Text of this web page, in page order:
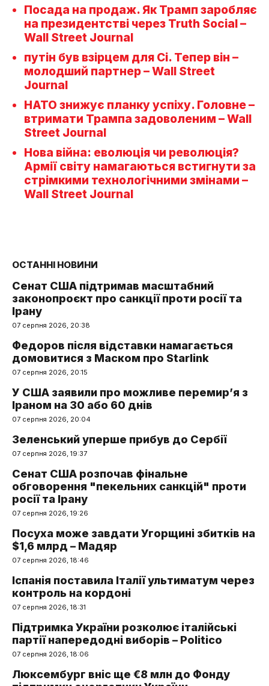
Посада на продаж. Як Трамп заробляє
на президентстві через Truth Social –
Wall Street Journal
путін був взірцем для Сі. Тепер він –
молодший партнер – Wall Street
Journal
НАТО знижує планку успіху. Головне –
втримати Трампа задоволеним – Wall
Street Journal
Нова війна: еволюція чи революція?
Армії світу намагаються встигнути за
стрімкими технологічними змінами –
Wall Street Journal
ОСТАННІ НОВИНИ
Сенат США підтримав масштабний
законопроєкт про санкції проти росії та
Ірану
07 серпня 2026, 20:38
Федоров після відставки намагається
домовитися з Маском про Starlink
07 серпня 2026, 20:15
У США заявили про можливе перемир’я з
Іраном на 30 або 60 днів
07 серпня 2026, 20:04
Зеленський уперше прибув до Сербії
07 серпня 2026, 19:37
Сенат США розпочав фінальне
обговорення "пекельних санкцій" проти
росії та Ірану
07 серпня 2026, 19:26
Посуха може завдати Угорщині збитків на
$1,6 млрд – Мадяр
07 серпня 2026, 18:46
Іспанія поставила Італії ультиматум через
контроль на кордоні
07 серпня 2026, 18:31
Підтримка України розколює італійські
партії напередодні виборів – Politico
07 серпня 2026, 18:06
Люксембург вніс ще €8 млн до Фонду